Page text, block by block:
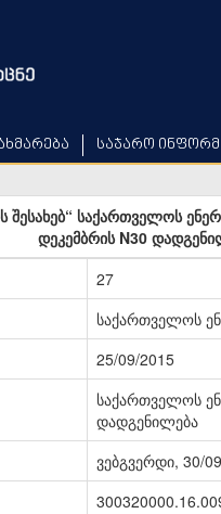
საჯარო
შესახებ“ საქართველოს
დეკემბრის N30
27
საქართველოს
25/09/2015
საქართველოს
დადგენილება
ვებგვერდი, 30/